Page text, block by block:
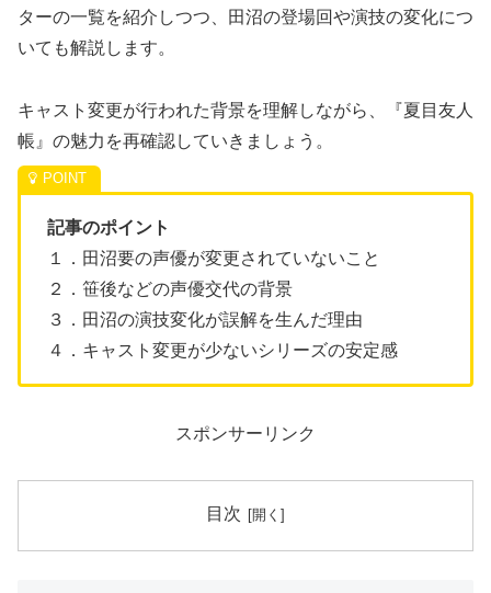
ターの一覧を紹介しつつ、田沼の登場回や演技の変化につ
いても解説します。
キャスト変更が行われた背景を理解しながら、『夏目友人
帳』の魅力を再確認していきましょう。
記事のポイント
１．田沼要の声優が変更されていないこと
２．笹後などの声優交代の背景
３．田沼の演技変化が誤解を生んだ理由
４．キャスト変更が少ないシリーズの安定感
スポンサーリンク
目次